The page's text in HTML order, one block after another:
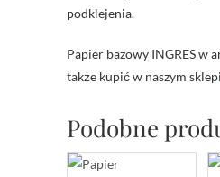
podklejenia.
Papier bazowy INGRES w
także kupić w naszym
Podobne